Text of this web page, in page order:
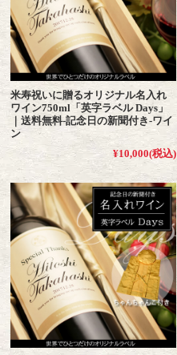
米寿祝いに贈るオリジナル名入れ
ワイン750ml「英字ラベル Days」
｜送料無料-記念日の新聞付き-ワイ
ン
¥10,000(税込)